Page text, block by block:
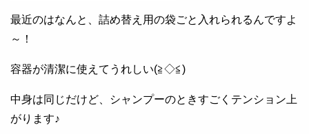
最近のはなんと、詰め替え用の袋ごと入れられるんですよ
～！
容器が清潔に使えてうれしい(≧◇≦)
中身は同じだけど、シャンプーのときすごくテンション上
がります♪